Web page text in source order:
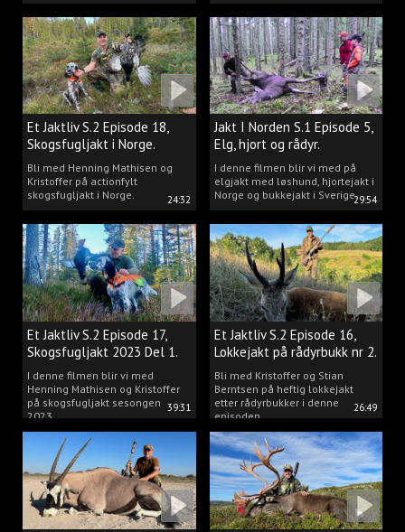
24:32
Et Jaktliv S.2 Episode 18,
Skogsfugljakt i Norge.
Bli med Henning Mathisen og
Kristoffer på actionfylt
skogsfugljakt i Norge.
29:54
Jakt I Norden S.1 Episode 5,
Elg, hjort og rådyr.
I denne filmen blir vi med på
elgjakt med løshund, hjortejakt i
Norge og bukkejakt i Sverige.
39:31
Et Jaktliv S.2 Episode 17,
Skogsfugljakt 2023 Del 1.
I denne filmen blir vi med
Henning Mathisen og Kristoffer
på skogsfugljakt sesongen
2023.
26:49
Et Jaktliv S.2 Episode 16,
Lokkejakt på rådyrbukk nr 2.
Bli med Kristoffer og Stian
Berntsen på heftig lokkejakt
etter rådyrbukker i denne
episoden.